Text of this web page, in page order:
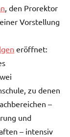
, den Prorektor
Vorstellung
eröffnet:
zu denen
–
und
– intensiv